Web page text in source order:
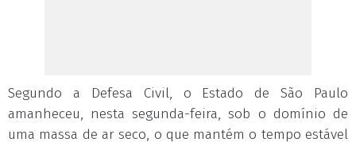
Segundo a Defesa Civil, o Estado de São Paulo
amanheceu, nesta segunda-feira, sob o domínio de
uma massa de ar seco, o que mantém o tempo estável